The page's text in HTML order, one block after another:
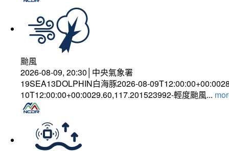
颱風
2026-08-09, 20:30│中央氣象署
19SEA13DOLPHIN白海豚2026-08-
10T12:00:00+00:0029.60,117.201523992-輕度颱風...